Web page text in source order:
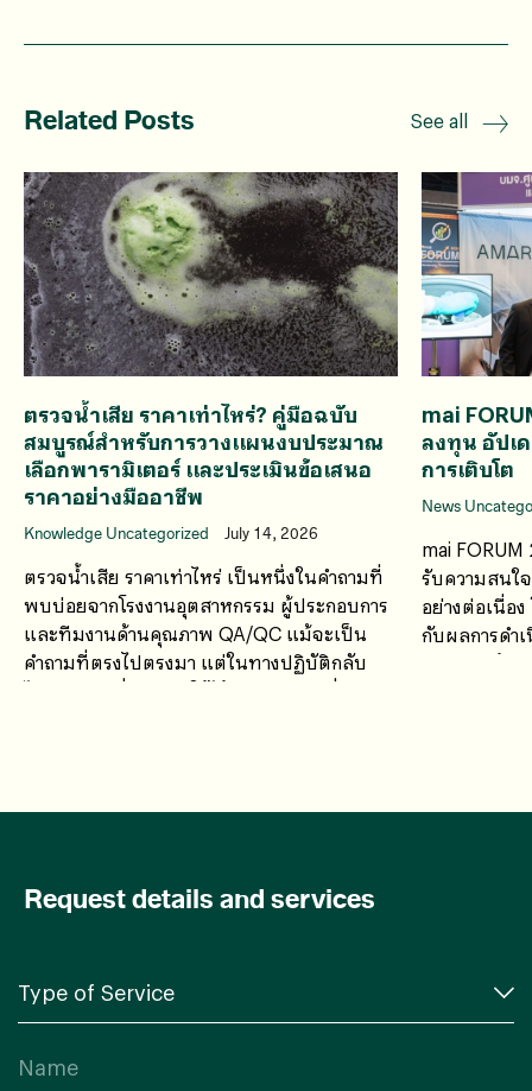
Related Posts See all
ตรวจน้ำเสีย ราคาเท่าไหร่? คู่มือฉบับ
สมบูรณ์สำหรับการวางแผนงบประมาณ
เลือกพารามิเตอร์ และประเมินข้อเสนอ
ราคาอย่างมืออาชีพ
Knowledge Uncategorized July 14, 2026
ตรวจน้ำเสีย ราคาเท่าไหร่ เป็นหนึ่งในคำถามที่
พบบ่อยจากโรงงานอุตสาหกรรม ผู้ประกอบการ
และทีมงานด้านคุณภาพ QA/QC แม้จะเป็น
คำถามที่ตรงไปตรงมา แต่ในทางปฏิบัติกลับ
ไม่มีคำตอบที่สามารถใช้ได้กับทุกกรณี เนื่องจาก
mai
ลงทุน อัปเ
การเติบโต
News
mai
รับความสนใ
อย่างต่อเนื่อ
กับผลการดำ
ศักยภาพด้า
Request details and services